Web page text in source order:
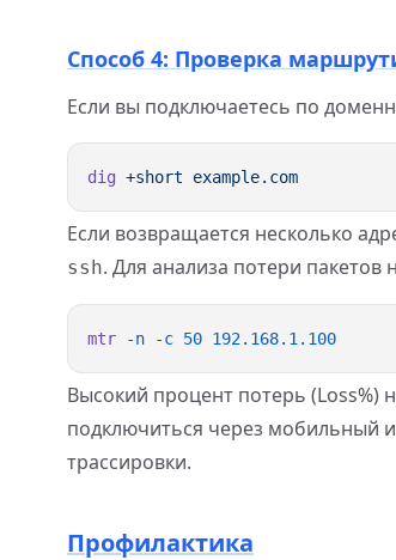
Способ 4: Проверка
Если вы подключаетесь по
dig +short
Если возвращается несколько
ssh. Для анализа потери пакетов
mtr -n -c 50
Высокий процент потерь (Loss%)
подключиться через мобильный
трассировки.
Профилактика